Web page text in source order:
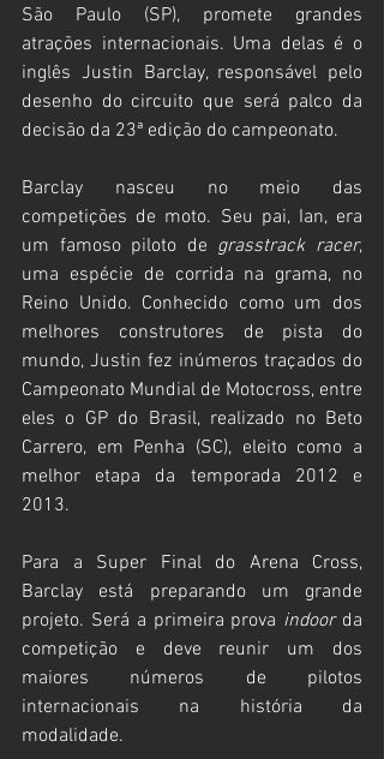
São Paulo (SP), promete grandes
atrações internacionais. Uma delas é o
inglês Justin Barclay, responsável pelo
desenho do circuito que será palco da
decisão da 23ª edição do campeonato.
Barclay nasceu no meio das
competições de moto. Seu pai, Ian, era
um famoso piloto de grasstrack racer,
uma espécie de corrida na grama, no
Reino Unido. Conhecido como um dos
melhores construtores de pista do
mundo, Justin fez inúmeros traçados do
Campeonato Mundial de Motocross, entre
eles o GP do Brasil, realizado no Beto
Carrero, em Penha (SC), eleito como a
melhor etapa da temporada 2012 e
2013.
Para a Super Final do Arena Cross,
Barclay está preparando um grande
projeto. Será a primeira prova indoor da
competição e deve reunir um dos
maiores números de pilotos
internacionais na história da
modalidade.